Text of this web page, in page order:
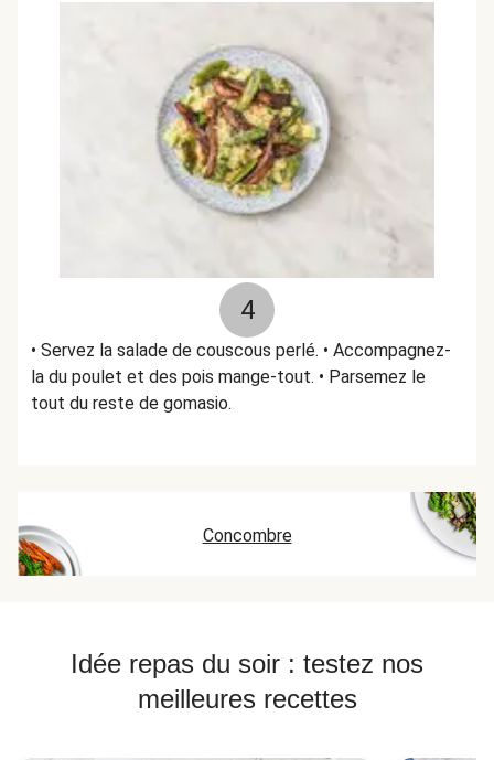
4
• Servez la salade de couscous perlé. • Accompagnez-
la du poulet et des pois mange-tout. • Parsemez le
tout du reste de gomasio.
Concombre
Idée repas du soir : testez nos
meilleures recettes